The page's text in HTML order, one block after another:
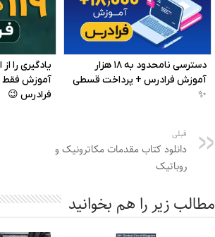
قبلی
دانلود کتاب مقدمات مکاترونیک و
روباتیک
مطالب زیر را هم بخوانید